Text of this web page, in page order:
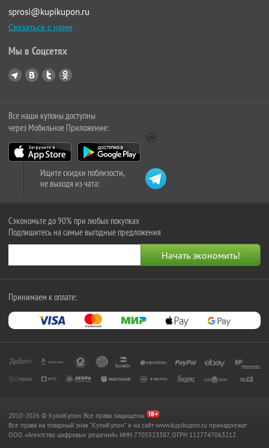
sprosi@kupikupon.ru
Связаться с нами
Мы в Соцсетях
Все наши купоны доступны
через Мобильное Приложение:
Ищите скидки поблизости,
не выходя из чата:
Сэкономьте до 90% при любых покупках
Подпишитесь на самые выгодные предложения
Принимаем к оплате:
2010-2026 © КупиКупон. Все права защищены.
Все права на товарный знак "КупиКупон" и на сайт www.kupikupon.ru принадлежат
OOO «Агентство цифровых решений» ИНН 7705523387, ОГРН 1127747063212